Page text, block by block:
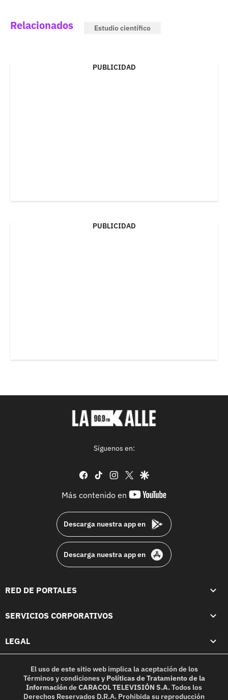
Relacionados Estudio científico
PUBLICIDAD
PUBLICIDAD
Síguenos en:
facebook
tiktok instagram
twittergoogle
Más contenido en
youtube-
Descarga nuestra app en
Descarga nuestra app en
RED DE PORTALES
SERVICIOS CORPORATIVOS
LEGAL
El uso de este sitio web implica la aceptación de los
Términos y condicionesy Políticas de Tratamiento de la
InformacióndeCARACOL TELEVISIÓN S.A.Todos los
Derechos Reservados D.R.A. Prohibida su reproducción